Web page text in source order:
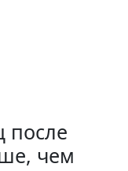
после
чем